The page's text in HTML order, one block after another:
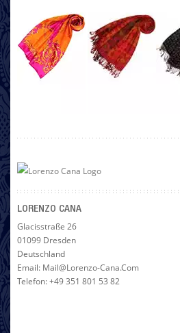
LORENZO CANA
Glacisstraße 26
01099 Dresden
Deutschland
Email: Mail@lorenzo-Cana.com
Telefon: +49 351 801 53 82